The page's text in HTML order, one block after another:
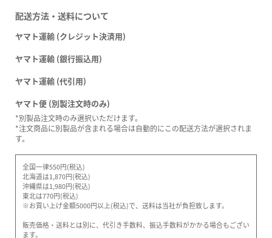
配送方法・送料について
ヤマト運輸 (クレジット決済用)
ヤマト運輸 (銀行振込用)
ヤマト運輸 (代引用)
ヤマト便 (別製注文時のみ)
*別製品注文時のみ選択いただけます。
*注文商品に別製品が含まれる場合は自動的にこの配送方法が選択されま
す。
全国一律550円(税込)
北海道は1,870円(税込)
沖縄県は1,980円(税込)
東北は770円(税込)
※お買い上げ金額5000円以上(税込)で、送料は当社が負担致します。
販売価格・送料とは別に、代引き手数料、振込手数料がかかる場合もござい
ます。